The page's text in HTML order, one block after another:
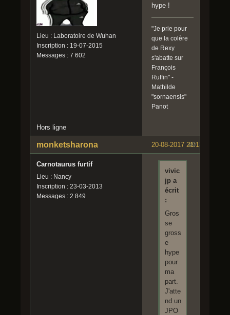
Lieu : Laboratoire de Wuhan
Inscription : 19-07-2015
Messages : 7 602
hype !
"Je prie pour
que la colère
de Rexy
s'abatte sur
François
Ruffin" -
Mathilde
"sornaensis"
Panot
Hors ligne
#9
20-08-2017 21:13:06
monketsharona
Carnotaurus furtif
Lieu : Nancy
Inscription : 23-03-2013
Messages : 2 849
vivic
jp a
écrit
:
Gros
se
gross
e
hype
pour
ma
part.
J'atte
nd un
JPO